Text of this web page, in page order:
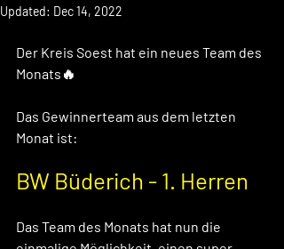
Updated: Dec 14, 2022
Der Kreis Soest hat ein neues Team des
Monats🔥
Das Gewinnerteam aus dem letzten
Monat ist:
BW Büderich - 1. Herren
Das Team des Monats hat nun die